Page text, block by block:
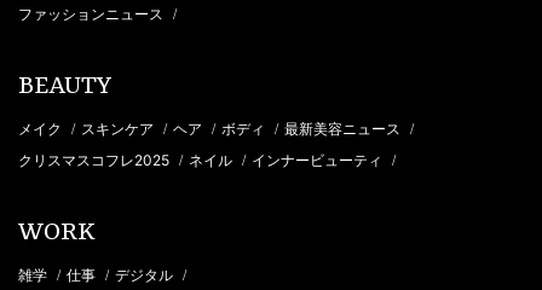
ファッションニュース /
BEAUTY
メイク / スキンケア / ヘア / ボディ / 最新美容ニュース /
クリスマスコフレ2025 / ネイル / インナービューティ /
WORK
雑学 / 仕事 / デジタル /